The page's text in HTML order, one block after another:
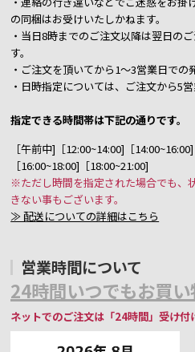
の同梱はお受けいたしかねます。
・当日8時までのご注文以降は翌日の
す。
・ご注文を頂いてから1～3営業日での
・日時指定については、ご注文から5営
指定できる時間帯は下記の通りです。
［午前中]［12:00~14:00]［14:00~16:00]
［16:00~18:00]［18:00~21:00]
※ただし時間を指定された場合でも、
きない事もございます。
≫ 配送についての詳細はこちら
営業時間について
24時間いつでもお買
ネットでのご注文は「24時間」受け付